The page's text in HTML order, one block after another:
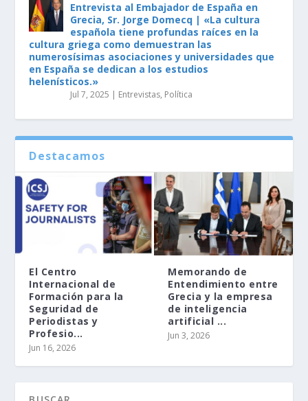
Entrevista al Embajador de España en
Grecia, Sr. Jorge Domecq | «La cultura
española tiene profundas raíces en la
cultura griega como demuestran las
numerosísimas asociaciones y universidades que
en España se dedican a los estudios
helenísticos.»
Jul 7, 2025 | Entrevistas, Política
Destacamos
El Centro
Internacional de
Formación para la
Seguridad de
Periodistas y
Profesio...
Jun 16, 2026
Memorando de
Entendimiento entre
Grecia y la empresa
de inteligencia
artificial ...
Jun 3, 2026